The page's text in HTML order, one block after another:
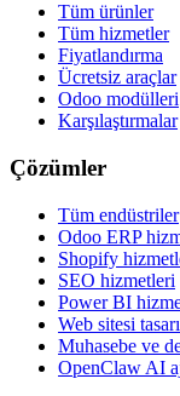
Tüm ürünler
Tüm hizmetler
Fiyatlandırma
Ücretsiz araçlar
Odoo modülleri
Karşılaştırmalar
Çözümler
Tüm endüstriler
Odoo ERP
Shopify
SEO hizmetleri
Power BI
Web sitesi
Muhasebe ve
OpenClaw AI